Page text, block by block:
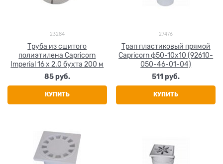
23284
Труба из сшитого
полиэтилена Capricorn
Imperial 16 х 2.0 бухта 200 м
85 руб.
КУПИТЬ
27476
Трап пластиковый прямой
Capricorn ф50-10x10 (92610-
050-46-01-04)
511 руб.
КУПИТЬ